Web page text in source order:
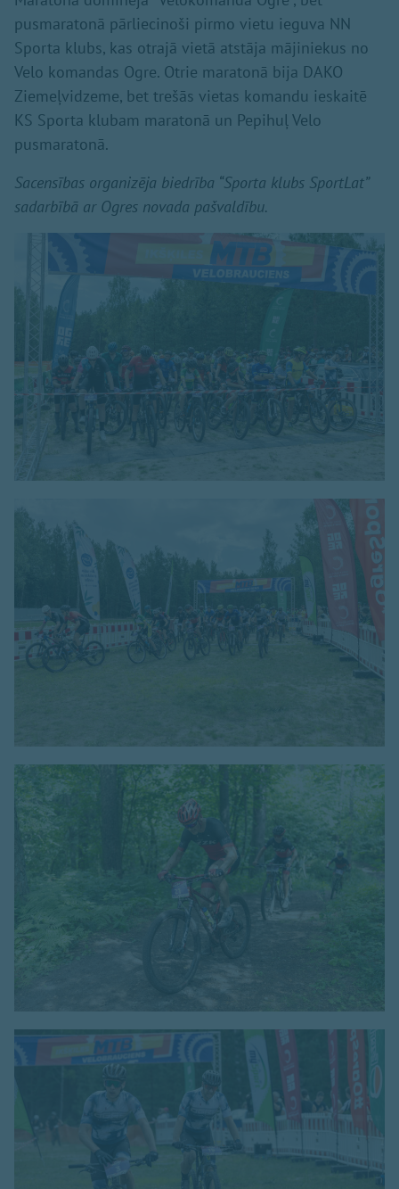
pusmaratonā pārliecinoši pirmo vietu ieguva NN
Sporta klubs, kas otrajā vietā atstāja mājiniekus no
Velo komandas Ogre. Otrie maratonā bija DAKO
Ziemeļvidzeme, bet trešās vietas komandu ieskaitē
KS Sporta klubam maratonā un Pepihuļ Velo
pusmaratonā.
Sacensības organizēja biedrība “Sporta klubs SportLat”
sadarbībā ar Ogres novada pašvaldību.